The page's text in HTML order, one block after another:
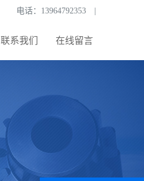
电话： 13964792353
联系我们 在线留言